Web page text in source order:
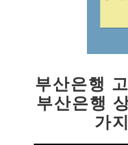
부산은행
부산은행
가